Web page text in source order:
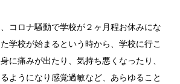
コロナ騒動で学校が２ヶ月程お休みにな
学校が始まるという時から、学校に行こ
に痛みが出たり、気持ち悪くなったり、
ようになり感覚過敏など、あらゆること